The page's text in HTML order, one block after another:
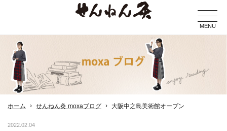
MENU
ホーム せんねん灸 moxaブログ 大阪中之島美術館オープン
2022.02.04